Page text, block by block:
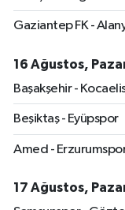
Gaziantep FK -
16 Ağustos,
Başakşehir -
Beşiktaş - Eyüpspor
Amed -
17 Ağustos,